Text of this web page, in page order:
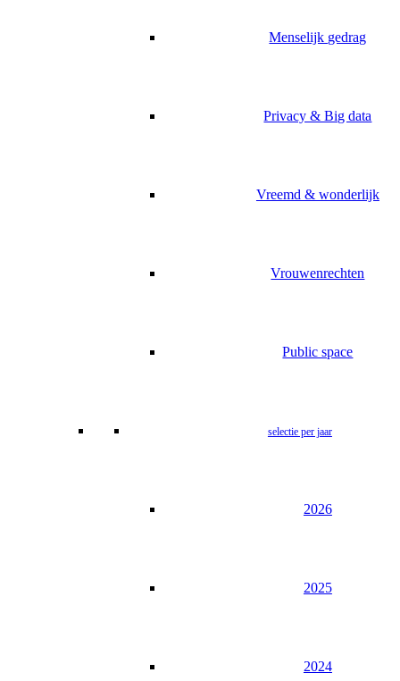
Menselijk gedrag
Privacy & Big data
Vreemd & wonderlijk
Vrouwenrechten
Public space
selectie per jaar
2026
2025
2024